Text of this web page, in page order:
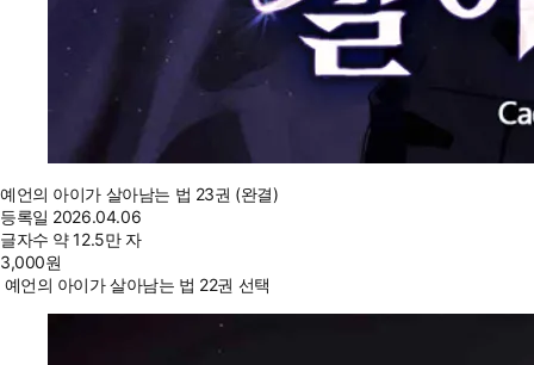
예언의 아이가 살아남는 법 23권 (완결)
등록일 2026.04.06
글자수 약 12.5만 자
3,000원
예언의 아이가 살아남는 법 22권 선택